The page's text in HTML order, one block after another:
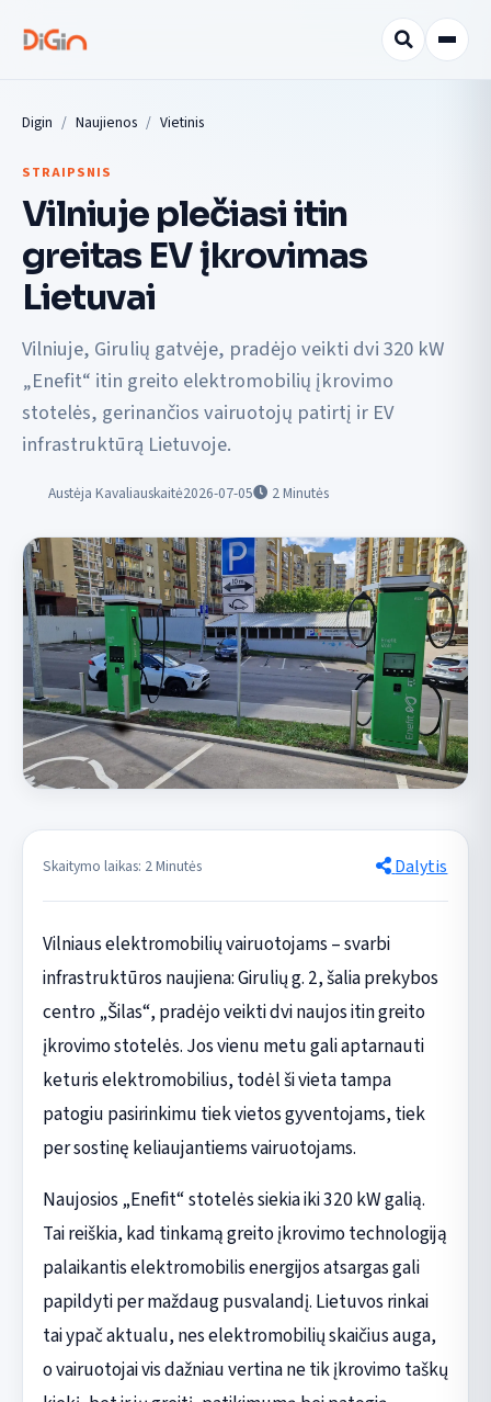
Digin Naujienos Vietinis
STRAIPSNIS
Vilniuje plečiasi itin
greitas EV įkrovimas
Lietuvai
Vilniuje, Girulių gatvėje, pradėjo veikti dvi 320 kW
„Enefit“ itin greito elektromobilių įkrovimo
stotelės, gerinančios vairuotojų patirtį ir EV
infrastruktūrą Lietuvoje.
Austėja Kavaliauskaitė2026-07-05 2Minutės
Skaitymo laikas: 2 Minutės Dalytis
Vilniaus elektromobilių vairuotojams – svarbi
infrastruktūros naujiena: Girulių g. 2, šalia prekybos
centro „Šilas“, pradėjo veikti dvi naujos itin greito
įkrovimo stotelės. Jos vienu metu gali aptarnauti
keturis elektromobilius, todėl ši vieta tampa
patogiu pasirinkimu tiek vietos gyventojams, tiek
per sostinę keliaujantiems vairuotojams.
Naujosios „Enefit“ stotelės siekia iki 320 kW galią.
Tai reiškia, kad tinkamą greito įkrovimo technologiją
palaikantis elektromobilis energijos atsargas gali
papildyti per maždaug pusvalandį. Lietuvos rinkai
tai ypač aktualu, nes elektromobilių skaičius auga,
o vairuotojai vis dažniau vertina ne tik įkrovimo taškų